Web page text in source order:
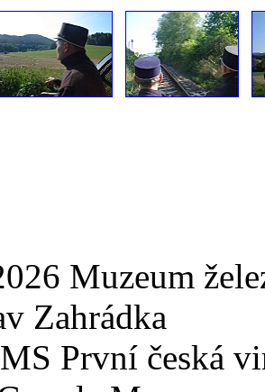
Muzeum
Zahrádka
První česká